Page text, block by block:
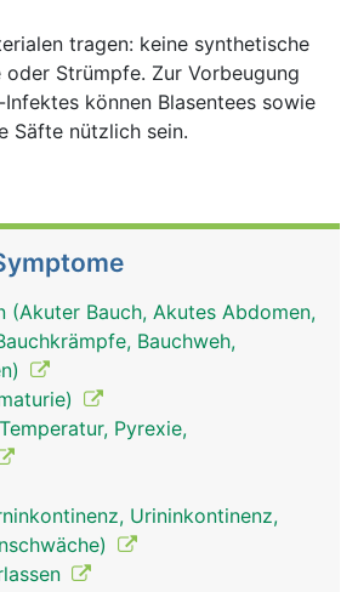
tragen: keine synthetische
oder Strümpfe. Zur Vorbeugung
Infektes können Blasentees sowie
Säfte nützlich sein.
(Akuter Bauch, Akutes Abdomen,
Bauchweh,
Pyrexie,
Urininkontinenz,